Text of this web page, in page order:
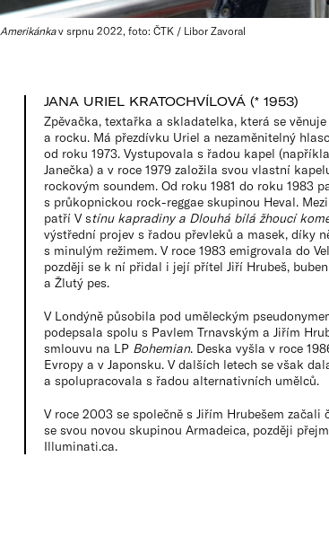
Amerikánkav srpnu 2022, foto: ČTK / Libor Zavoral
JANA URIEL KRATOCHVÍLOVÁ (* 1953)
Zpěvačka, textařka a skladatelka, která se
a rocku. Má přezdívku Uriel a nezaměnitelný
od roku 1973. Vystupovala s řadou kapel
Janečka) a v roce 1979 založila svou vlastní
rockovým soundem. Od roku 1981 do roku 1983
s průkopnickou rock-reggae skupinou Heval.
patří V stínu kapradiny a Dlouhá bílá žhoucí
výstřední projev s řadou převleků a masek, díky
s minulým režimem. V roce 1983 emigrovala do
později se k ní přidal i její přítel Jiří Hrubeš,
a Žlutý pes.
V Londýně působila pod uměleckým
podepsala spolu s Pavlem Trnavským a Jiřím
smlouvu na LP Bohemian. Deska vyšla v roce
Evropy a v Japonsku. V dalších letech se však
a spolupracovala s řadou alternativních umělců.
V roce 2003 se společně s Jiřím Hrubešem začali
se svou novou skupinou Armadeica, později
Illuminati.ca.